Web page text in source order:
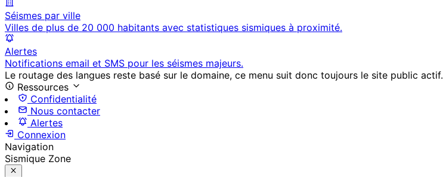
Séismes par ville
Villes de plus de 20 000 habitants avec statistiques sismiques à proximité.
Alertes
Notifications email et SMS pour les séismes majeurs.
Le routage des langues reste basé sur le domaine, ce menu suit donc toujours le site public actif.
Ressources
Confidentialité
Nous contacter
Alertes
Connexion
Navigation
Sismique Zone